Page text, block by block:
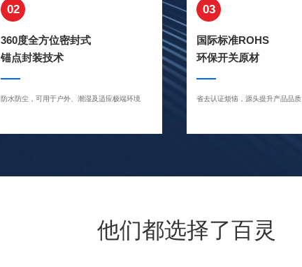
02
360度全方位密封式
锚点封装技术
防水防尘，可用于户外、潮湿及适应极端环境
03
国际标准ROHS
环保开关原材
省去认证烦恼，源头提升产品品质
他们都选择了百灵